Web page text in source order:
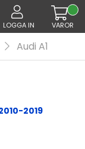
LOGGA IN VAROR
Audi A1
2019